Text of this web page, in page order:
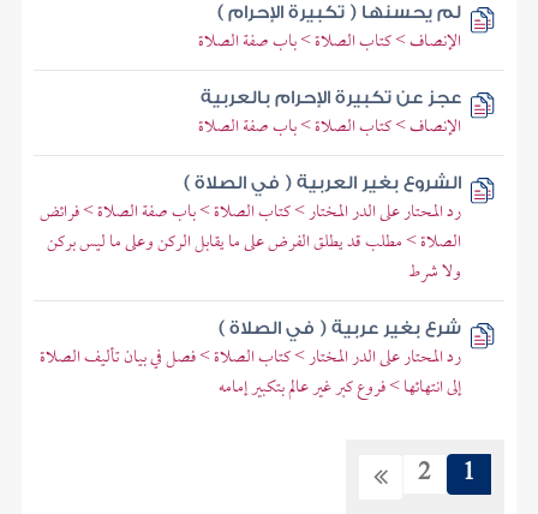
لم يحسنها ( تكبيرة الإحرام )
الإنصاف > كتاب الصلاة > باب صفة الصلاة
عجز عن تكبيرة الإحرام بالعربية
الإنصاف > كتاب الصلاة > باب صفة الصلاة
الشروع بغير العربية ( في الصلاة )
رد المحتار على الدر المختار > كتاب الصلاة > باب صفة الصلاة > فرائض
الصلاة > مطلب قد يطلق الفرض على ما يقابل الركن وعلى ما ليس بركن
ولا شرط
شرع بغير عربية ( في الصلاة )
رد المحتار على الدر المختار > كتاب الصلاة > فصل في بيان تأليف الصلاة
إلى انتهائها > فروع كبر غير عالم بتكبير إمامه
1
2